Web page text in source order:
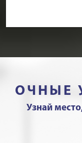
ОЧНЫЕ
Узнай